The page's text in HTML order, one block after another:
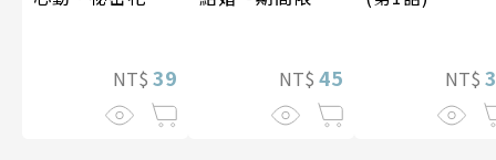
NT$ 39 NT$ 45 NT$